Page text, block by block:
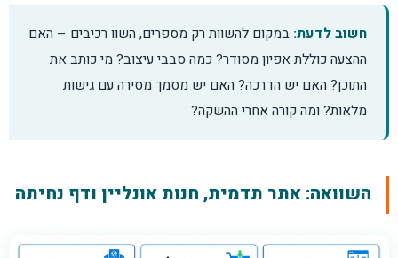
חשוב לדעת: במקום להשוות רק מספרים, השוו רכיבים – האם
ההצעה כוללת אפיון מסודר? כמה סבבי עיצוב? מי כותב את
התוכן? האם יש הדרכה? האם יש מסמך מסירה עם גישות
מלאות? ומה קורה אחרי ההשקה?
השוואה: אתר תדמית, חנות אונליין ודף נחיתה